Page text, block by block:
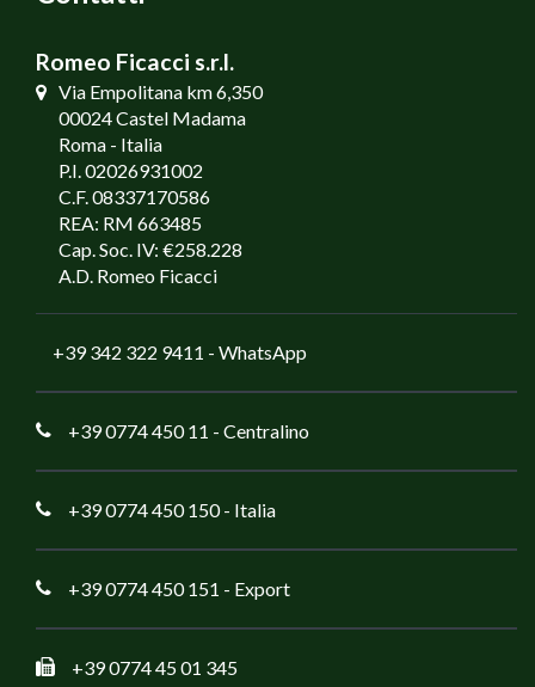
Romeo Ficacci s.r.l.
Via Empolitana km 6,350
00024 Castel Madama
Roma - Italia
P.I. 02026931002
C.F. 08337170586
REA: RM 663485
Cap. Soc. IV: €258.228
A.D. Romeo Ficacci
+39 342 322 9411 - WhatsApp
+39 0774 450 11 - Centralino
+39 0774 450 150- Italia
+39 0774 450 151 - Export
+39 0774 45 01 345